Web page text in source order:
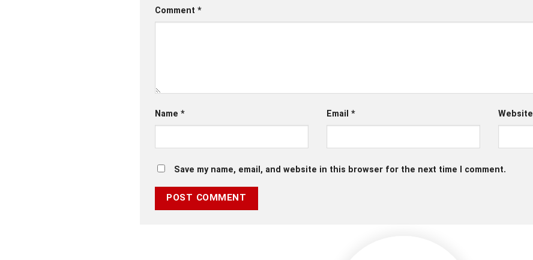
Comment *
Name * Email * Website
Save my name, email, and website in this browser for the next time I comment.